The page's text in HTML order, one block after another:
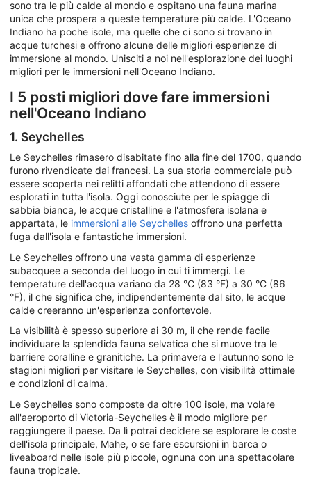
sono tra le più calde al mondo e ospitano una fauna marina
unica che prospera a queste temperature più calde. L'Oceano
Indiano ha poche isole, ma quelle che ci sono si trovano in
acque turchesi e offrono alcune delle migliori esperienze di
immersione al mondo. Unisciti a noi nell'esplorazione dei luoghi
migliori per le immersioni nell'Oceano Indiano.
I 5 posti migliori dove fare immersioni
nell'Oceano Indiano
1. Seychelles
Le Seychelles rimasero disabitate fino alla fine del 1700, quando
furono rivendicate dai francesi. La sua storia commerciale può
essere scoperta nei relitti affondati che attendono di essere
esplorati in tutta l'isola. Oggi conosciute per le spiagge di
sabbia bianca, le acque cristalline e l'atmosfera isolana e
appartata, le immersioni alle Seychelles offrono una perfetta
fuga dall'isola e fantastiche immersioni.
Le Seychelles offrono una vasta gamma di esperienze
subacquee a seconda del luogo in cui ti immergi. Le
temperature dell'acqua variano da 28 °C (83 °F) a 30 °C (86
°F), il che significa che, indipendentemente dal sito, le acque
calde creeranno un'esperienza confortevole.
La visibilità è spesso superiore ai 30 m, il che rende facile
individuare la splendida fauna selvatica che si muove tra le
barriere coralline e granitiche. La primavera e l'autunno sono le
stagioni migliori per visitare le Seychelles, con visibilità ottimale
e condizioni di calma.
Le Seychelles sono composte da oltre 100 isole, ma volare
all'aeroporto di Victoria-Seychelles è il modo migliore per
raggiungere il paese. Da lì potrai decidere se esplorare le coste
dell'isola principale, Mahe, o se fare escursioni in barca o
liveaboard nelle isole più piccole, ognuna con una spettacolare
fauna tropicale.